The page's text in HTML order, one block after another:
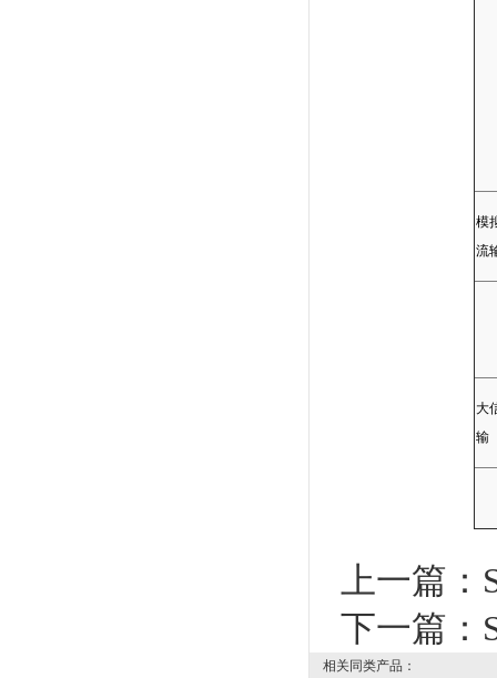
模
流
大
输
上一篇：
下一篇：
相关同类产品：